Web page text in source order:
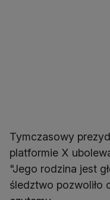
Tymczasowy
platformie X
"Jego rodzina jest
śledztwo